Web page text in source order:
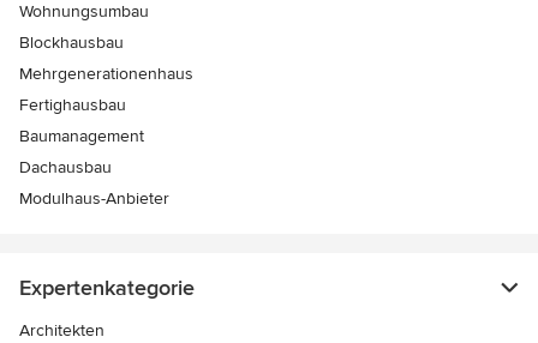
Wohnungsumbau
Blockhausbau
Mehrgenerationenhaus
Fertighausbau
Baumanagement
Dachausbau
Modulhaus-Anbieter
Expertenkategorie
Architekten